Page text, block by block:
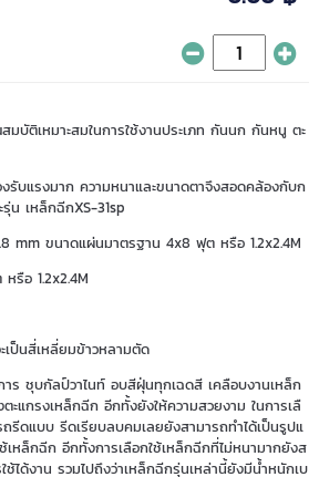
บัติเหมาะสมในการใช้งานประเภท กันนก กันหนู ตะ
งรับแรงมาก ความหนาและขนาดตาจึงสอดคล้องกับก
น เหล็กฉีกXS-31sp
mm ขนาดแผ่นมาตรฐาน 4x8 ฟุต หรือ 1.2x2.4M
รือ 1.2x2.4M
เป็นสี่เหลี่ยมข้าวหลามตัด
ร ชุบกัลป์วาไนท์ อบสีฝุ่นทุกเฉดสี เคลือบงานเหล็ก
แกรงเหล็กฉีก อีกทั้งยังให้ความสวยงาม ในการเลื
รีดแบบ รีดเรียบลบคมเลยยังสามารถทำได้เป็นรูปแ
เหล็กฉีก อีกทั้งการเลือกใช้เหล็กฉีกที่ไม่หนามากยังส
ช้ได้งาน รวมไปถึงว่าเหล็กฉีกรุ่นเหล่านี้ยังมีน้ำหนักเบ